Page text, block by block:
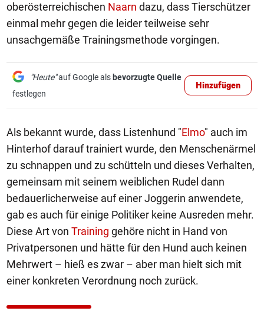
oberösterreichischen Naarn dazu, dass Tierschützer
einmal mehr gegen die leider teilweise sehr
unsachgemäße Trainingsmethode vorgingen.
"Heute"auf Google als bevorzugte Quelle
festlegen
Hinzufügen
Als bekannt wurde, dass Listenhund "Elmo" auch im
Hinterhof darauf trainiert wurde, den Menschenärmel
zu schnappen und zu schütteln und dieses Verhalten,
gemeinsam mit seinem weiblichen Rudel dann
bedauerlicherweise auf einer Joggerin anwendete,
gab es auch für einige Politiker keine Ausreden mehr.
Diese Art von Training gehöre nicht in Hand von
Privatpersonen und hätte für den Hund auch keinen
Mehrwert – hieß es zwar – aber man hielt sich mit
einer konkreten Verordnung noch zurück.